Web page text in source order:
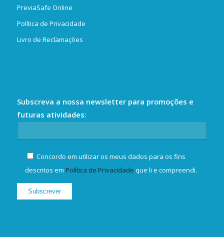
PreviaSafe Online
Política de Privacidade
Livro de Reclamações
Subscreva a nossa newsletter para promoções e
futuras atividades:
Concordo em utilizar os meus dados para os fins
descritos em Política de Privacidade que li e compreendi.